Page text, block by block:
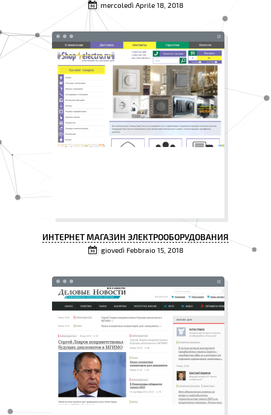
mercoledì Aprile 18, 2018
ИНТЕРНЕТ МАГАЗИН ЭЛЕКТРООБОРУДОВАНИЯ
giovedì Febbraio 15, 2018